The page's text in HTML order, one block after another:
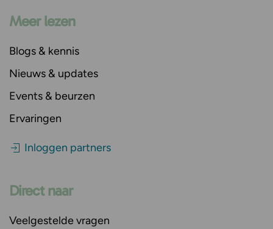
Meer lezen
Blogs & kennis
Nieuws & updates
Events & beurzen
Ervaringen
Inloggen partners
Direct naar
Veelgestelde vragen